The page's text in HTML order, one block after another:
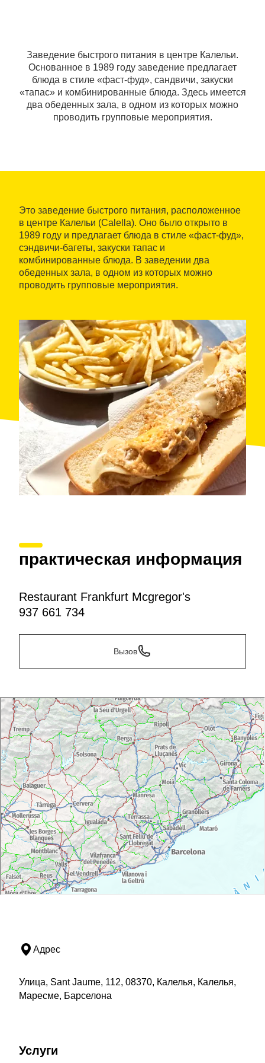
Заведение быстрого питания в центре Калельи.
Основанное в 1989 году заведение предлагает
блюда в стиле «фаст-фуд», сандвичи, закуски
«тапас» и комбинированные блюда. Здесь имеется
два обеденных зала, в одном из которых можно
проводить групповые мероприятия.
Это заведение быстрого питания, расположенное
в центре Калельи (Calella). Оно было открыто в
1989 году и предлагает блюда в стиле «фаст-фуд»,
сэндвичи-багеты, закуски тапас и
комбинированные блюда. В заведении два
обеденных зала, в одном из которых можно
проводить групповые мероприятия.
практическая информация
Restaurant Frankfurt Mcgregor's
937 661 734
Вызов
Адрес
Улица, Sant Jaume, 112, 08370, Калелья, Калелья,
Маресме, Барселона
Услуги